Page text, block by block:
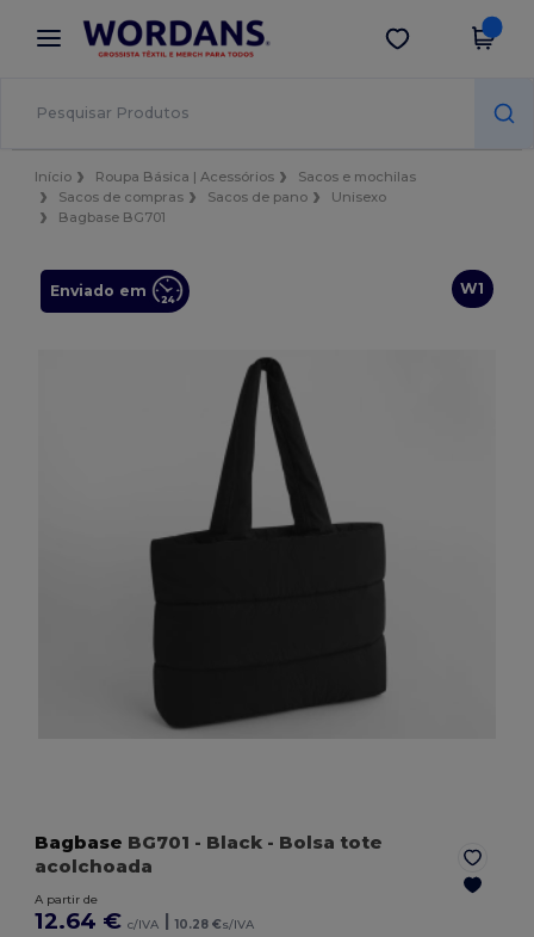
× App Wordans
Melhores preços na app!
Obter app
Início Roupa Básica | Acessórios
Sacos e mochilas
Sacos de compras
Sacos de pano
Unisexo
Bagbase BG701
W1
Enviado em
Bagbase BG701 - Black - Bolsa tote
acolchoada
A partir de
12.64 € c/IVA | 10.28 €s/IVA